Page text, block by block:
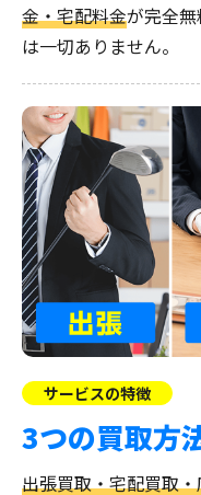
金・宅配料金が完全無
は一切ありません。
サービスの特徴
3つの買取方
出張買取・宅配買取